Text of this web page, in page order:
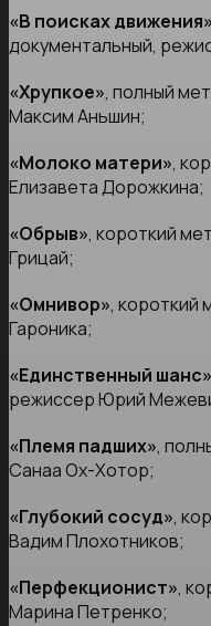
«В поисках движения»
документальный,
«Хрупкое», полный
Максим Аньшин;
«Молоко матери»,
Елизавета Дорожкина;
«Обрыв», короткий
Грицай;
«Омнивор», короткий
Гароника;
«Единственный шанс»
режиссер Юрий
«Племя падших»,
Санаа Ох-Хотор;
«Глубокий сосуд»,
Вадим Плохотников;
«Перфекционист»,
Марина Петренко;